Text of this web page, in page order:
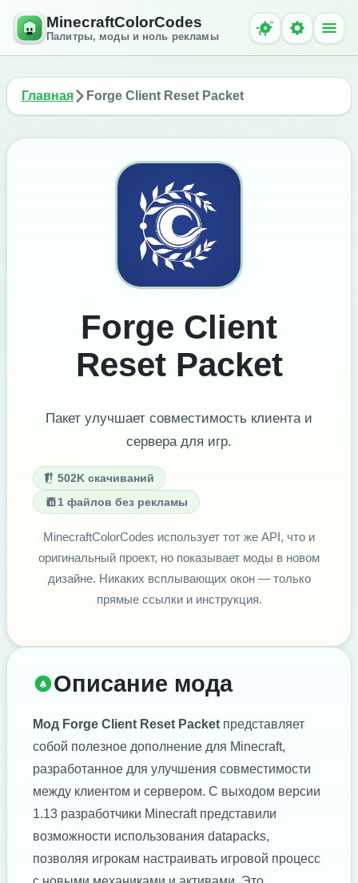
MinecraftColorCodes
Палитры, моды и ноль рекламы
Главная Forge Client Reset Packet
Forge Client
Reset Packet
Пакет улучшает совместимость клиента и
сервера для игр.
502K скачиваний
1 файлов без рекламы
MinecraftColorCodes использует тот же API, что и
оригинальный проект, но показывает моды в новом
дизайне. Никаких всплывающих окон — только
прямые ссылки и инструкция.
Описание мода
Мод Forge Client Reset Packet представляет
собой полезное дополнение для Minecraft,
разработанное для улучшения совместимости
между клиентом и сервером. С выходом версии
1.13 разработчики Minecraft представили
возможности использования datapacks,
позволяя игрокам настраивать игровой процесс